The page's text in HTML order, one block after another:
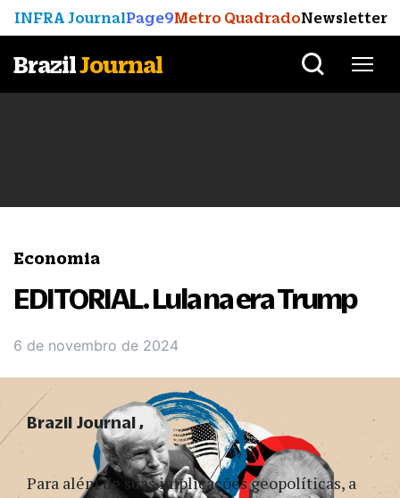
INFRA JournalPage9Metro QuadradoNewsletter
BrazilJournal
Economia
EDITORIAL. Lula na era Trump
6 de novembro de 2024
Para além de suas implicações geopolíticas, a
Brazil Journal